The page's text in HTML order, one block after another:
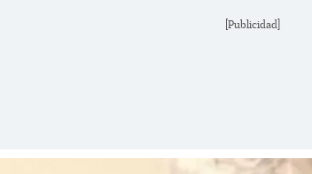
[Publicidad]